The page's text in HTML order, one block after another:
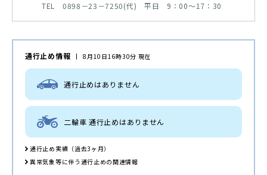
TEL 0898－23－7250(代) 平日 9：00～17：30
通行止め情報 8月10日16時30分 現在
通行止めはありません
二輪車 通行止めはありません
通行止め実績（過去3ヶ月）
異常気象等に伴う通行止めの関連情報